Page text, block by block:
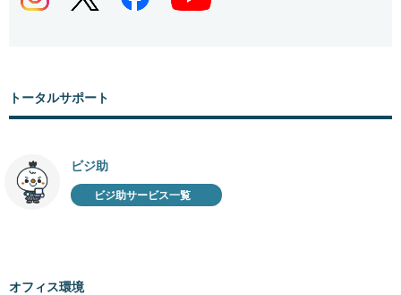
トータルサポート
ビジ助
ビジ助サービス一覧
オフィス環境